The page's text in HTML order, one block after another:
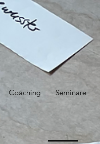
Coaching Seminare